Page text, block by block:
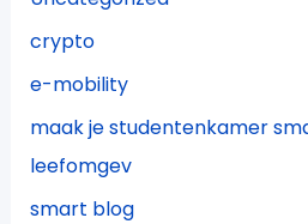
crypto
e-mobility
maak je studentenkamer
leefomgev
smart blog